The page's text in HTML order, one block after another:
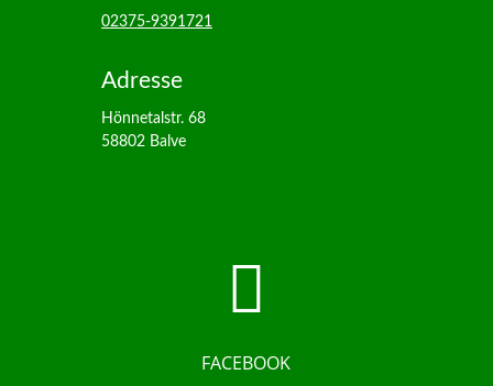
02375-9391721
Adresse
Hönnetalstr. 68
58802 Balve

FACEBOOK